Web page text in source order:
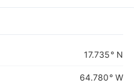
17.735° N
64.780° W